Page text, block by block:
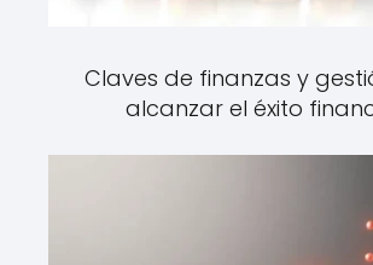
Claves de finanzas y
alcanzar el éxito